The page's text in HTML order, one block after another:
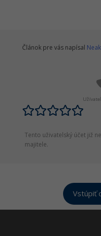
Článok pre vás napísal
Tento uživatelský účet již
majitele.
Vstúpiť